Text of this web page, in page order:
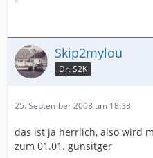
Skip2mylou
Dr. S2K
25. September 2008 um 18:33
das ist ja herrlich, also wird
zum 01.01. günsitger